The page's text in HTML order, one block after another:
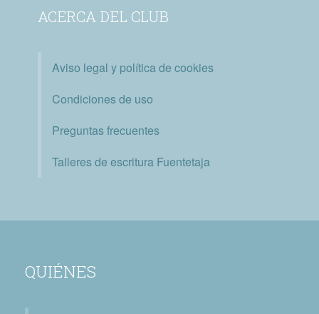
ACERCA DEL CLUB
Aviso legal y política de cookies
Condiciones de uso
Preguntas frecuentes
Talleres de escritura Fuentetaja
QUIÉNES